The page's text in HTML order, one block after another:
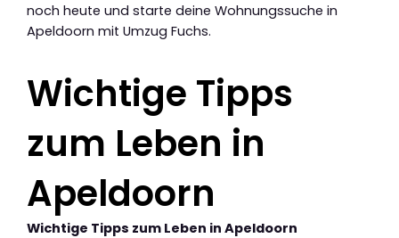
noch heute und starte deine Wohnungssuche in
Apeldoorn mit Umzug Fuchs.
Wichtige Tipps
zum Leben in
Apeldoorn
Wichtige Tipps zum Leben in Apeldoorn